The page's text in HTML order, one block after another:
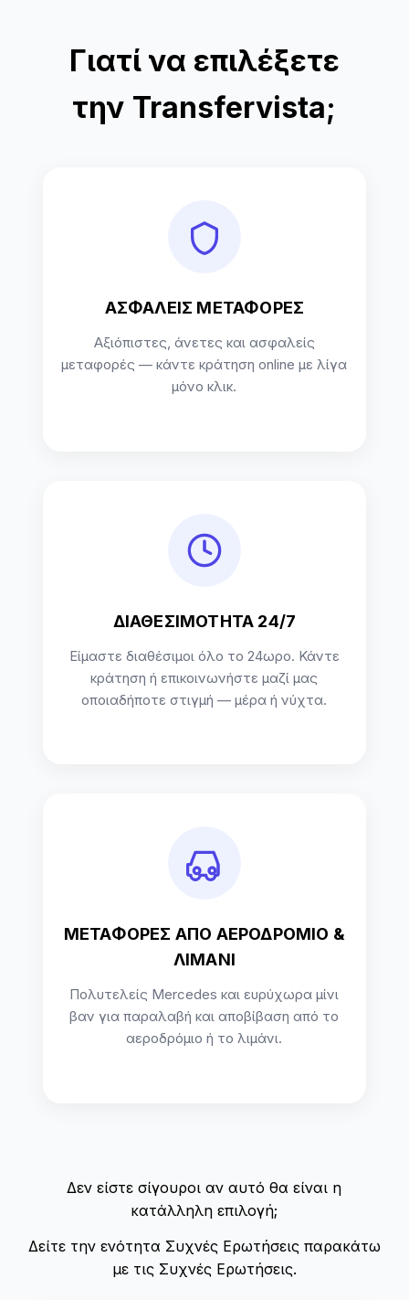
Γιατί να επιλέξετε
την Transfervista;
ΑΣΦΑΛΕΙΣ ΜΕΤΑΦΟΡΕΣ
Αξιόπιστες, άνετες και ασφαλείς
μεταφορές — κάντε κράτηση online με λίγα
μόνο κλικ.
ΔΙΑΘΕΣΙΜΟΤΗΤΑ 24/7
Είμαστε διαθέσιμοι όλο το 24ωρο. Κάντε
κράτηση ή επικοινωνήστε μαζί μας
οποιαδήποτε στιγμή — μέρα ή νύχτα.
ΜΕΤΑΦΟΡΕΣ ΑΠΟ ΑΕΡΟΔΡΟΜΙΟ &
ΛΙΜΑΝΙ
Πολυτελείς Mercedes και ευρύχωρα μίνι
βαν για παραλαβή και αποβίβαση από το
αεροδρόμιο ή το λιμάνι.
Δεν είστε σίγουροι αν αυτό θα είναι η
κατάλληλη επιλογή;
Δείτε την ενότητα Συχνές Ερωτήσεις παρακάτω
με τις Συχνές Ερωτήσεις.